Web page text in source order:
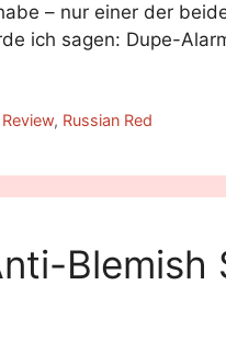
– nur einer der
ich sagen: Dupe-
Review, Russian Red
Blemish